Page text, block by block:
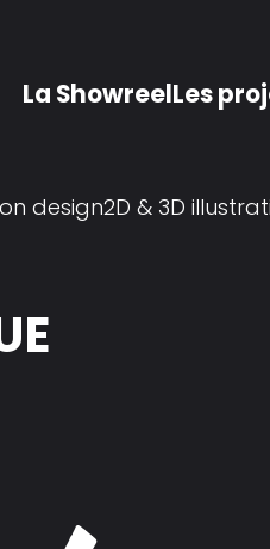
La ShowreelLes
design2D & 3D